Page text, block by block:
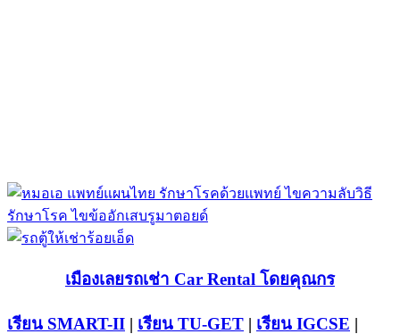
เมืองเลยรถเช่า Car Rental โดยคุณกร
เรียน SMART-II | เรียน TU-GET | เรียน IGCSE |